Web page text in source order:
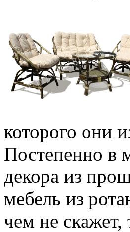
которого они
Постепенно в
декора из
мебель из
чем не скажет,